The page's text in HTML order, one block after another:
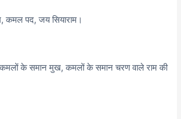
पद, जय सियाराम।
के समान मुख, कमलों के समान चरण वाले राम की